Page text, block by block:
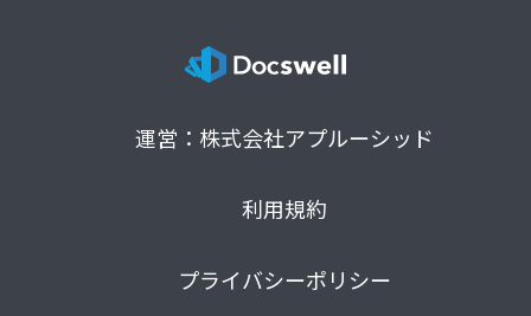
運営：株式会社アプルーシッド
利用規約
プライバシーポリシー